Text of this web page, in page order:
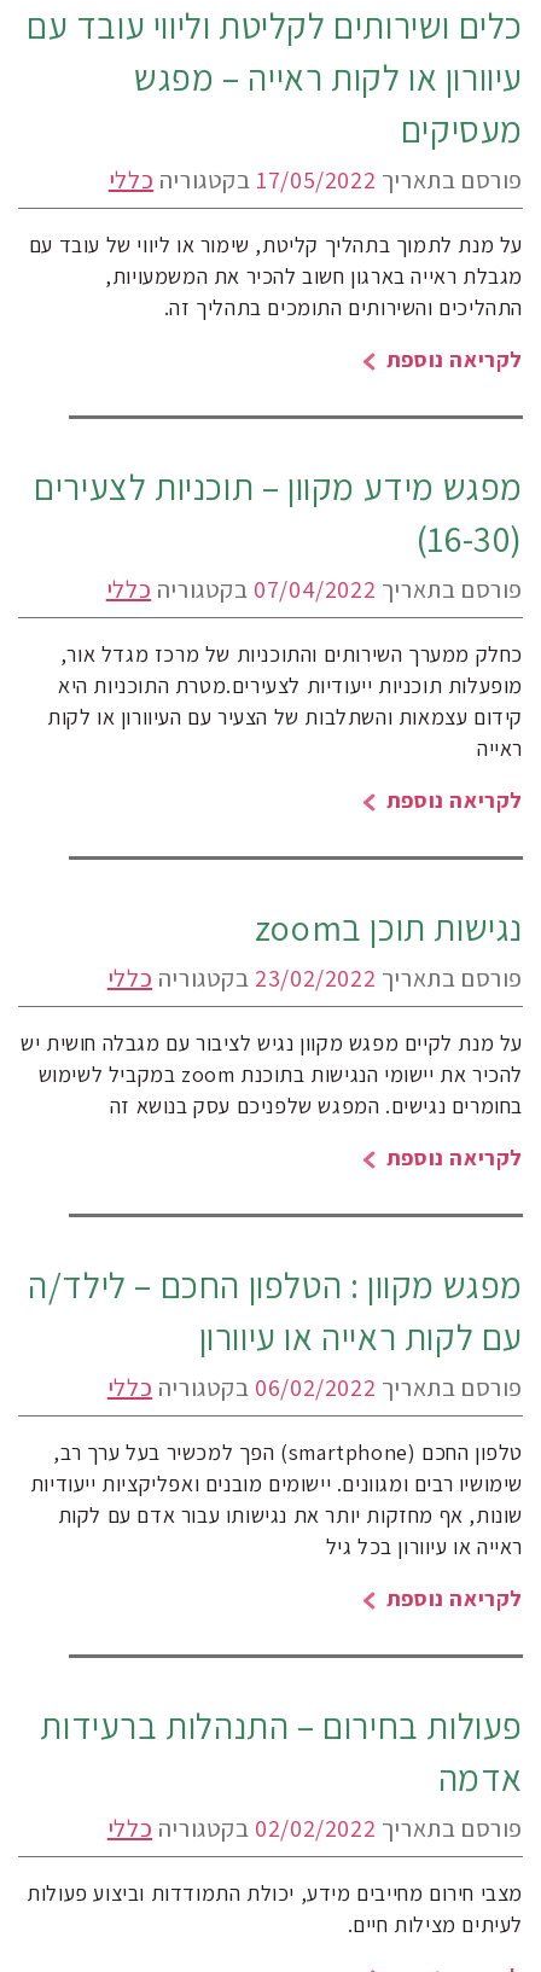
כלים ושירותים לקליטת וליווי עובד עם
עיוורון או לקות ראייה – מפגש
מעסיקים
פורסם בתאריך 17/05/2022 בקטגוריה כללי
על מנת לתמוך בתהליך קליטת, שימור או ליווי של עובד עם
מגבלת ראייה בארגון חשוב להכיר את המשמעויות,
התהליכים והשירותים התומכים בתהליך זה.
לקריאה נוספת
מפגש מידע מקוון – תוכניות לצעירים
(16-30)
פורסם בתאריך 07/04/2022 בקטגוריה כללי
כחלק ממערך השירותים והתוכניות של מרכז מגדל אור,
מופעלות תוכניות ייעודיות לצעירים.מטרת התוכניות היא
קידום עצמאות והשתלבות של הצעיר עם העיוורון או לקות
ראייה
לקריאה נוספת
נגישות תוכן בzoom
פורסם בתאריך 23/02/2022 בקטגוריה כללי
על מנת לקיים מפגש מקוון נגיש לציבור עם מגבלה חושית יש
להכיר את יישומי הנגישות בתוכנת zoom במקביל לשימוש
בחומרים נגישים. המפגש שלפניכם עסק בנושא זה
לקריאה נוספת
מפגש מקוון : הטלפון החכם – לילד/ה
עם לקות ראייה או עיוורון
פורסם בתאריך 06/02/2022 בקטגוריה כללי
טלפון החכם (smartphone) הפך למכשיר בעל ערך רב,
שימושיו רבים ומגוונים. יישומים מובנים ואפליקציות ייעודיות
שונות, אף מחזקות יותר את נגישותו עבור אדם עם לקות
ראייה או עיוורון בכל גיל
לקריאה נוספת
פעולות בחירום – התנהלות ברעידות
אדמה
פורסם בתאריך 02/02/2022 בקטגוריה כללי
מצבי חירום מחייבים מידע, יכולת התמודדות וביצוע פעולות
לעיתים מצילות חיים.